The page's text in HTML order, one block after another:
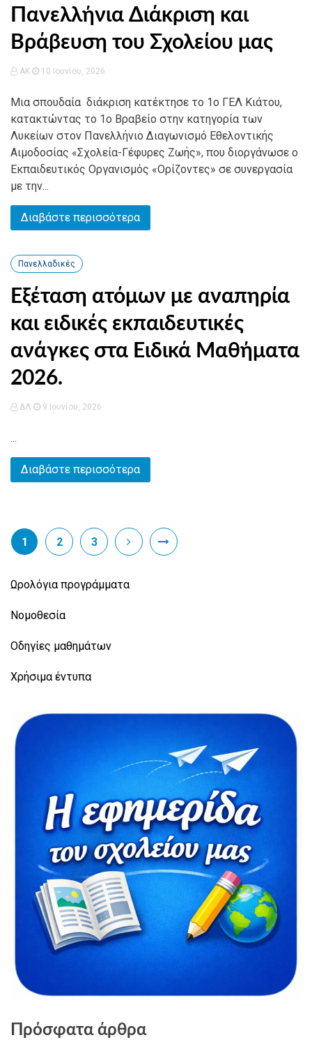
Πανελλήνια Διάκριση και
Βράβευση του Σχολείου μας
AK 10 Ιουνίου, 2026
Μια σπουδαία διάκριση κατέκτησε το 1ο ΓΕΛ Κιάτου,
κατακτώντας το 1ο Βραβείο στην κατηγορία των
Λυκείων στον Πανελλήνιο Διαγωνισμό Εθελοντικής
Αιμοδοσίας «Σχολεία-Γέφυρες Ζωής», που διοργάνωσε ο
Εκπαιδευτικός Οργανισμός «Ορίζοντες» σε συνεργασία
με την...
Διαβάστε περισσότερα
Πανελλαδικές
Εξέταση ατόμων με αναπηρία
και ειδικές εκπαιδευτικές
ανάγκες στα Ειδικά Μαθήματα
2026.
ΔΛ 9 Ιουνίου, 2026
...
Διαβάστε περισσότερα
1 2 3
Ωρολόγια προγράμματα
Νομοθεσία
Οδηγίες μαθημάτων
Χρήσιμα έντυπα
Πρόσφατα άρθρα